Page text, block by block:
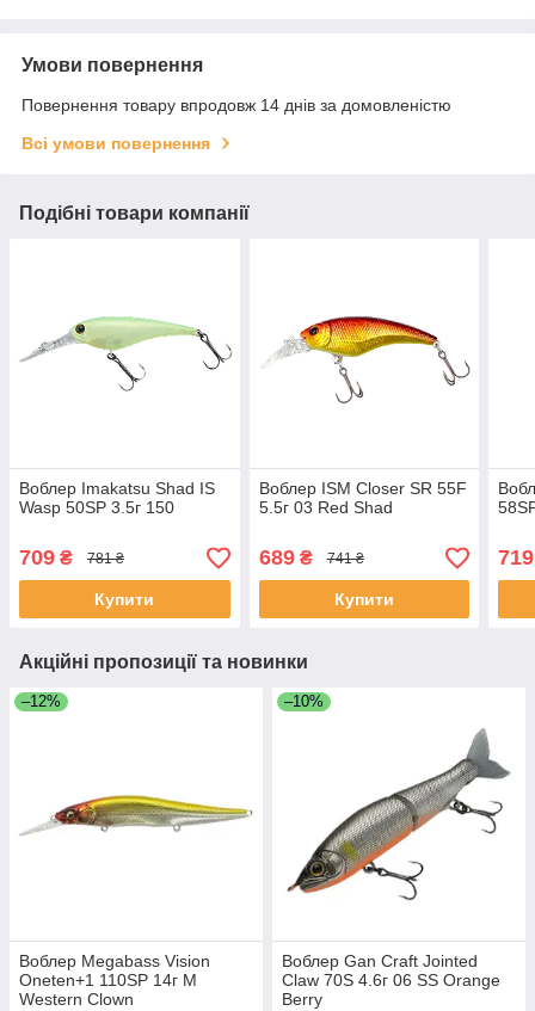
Умови повернення
Повернення товару впродовж 14 днів за домовленістю
Всі умови повернення
Подібні товари компанії
Воблер Imakatsu Shad IS
Wasp 50SP 3.5г 150
709 ₴ 781 ₴
Купити
Воблер ISM Closer SR 55F
5.5г 03 Red Shad
689₴ 741 ₴
Купити
719
Акційні пропозиції та новинки
–12%
Воблер Megabass Vision
Oneten+1 110SP 14г M
Western Clown
–10%
Воблер Gan Craft Jointed
Claw 70S 4.6г 06 SS Orange
Berry